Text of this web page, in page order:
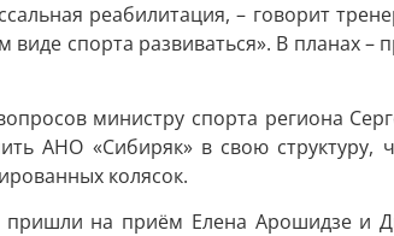
реабилитация, – говорит
спорта развиваться». В планах
министру спорта региона
АНО «Сибиряк» в свою
колясок.
пришли на приём Елена Арошидзе и